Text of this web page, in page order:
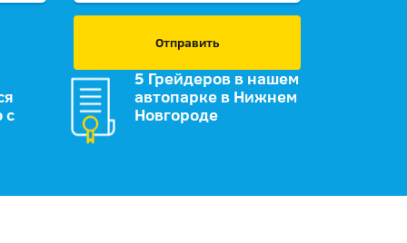
Отправить
с
5 Грейдеров в нашем
автопарке в Нижнем
Новгороде